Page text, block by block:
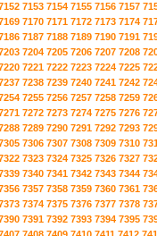
7153 7154 7155 7156 7157
7170 7171 7172 7173 7174
7187 7188 7189 7190 7191
7204 7205 7206 7207 7208
7221 7222 7223 7224 7225
7238 7239 7240 7241 7242
7255 7256 7257 7258 7259
7272 7273 7274 7275 7276
7289 7290 7291 7292 7293
7306 7307 7308 7309 7310
7323 7324 7325 7326 7327
7340 7341 7342 7343 7344
7357 7358 7359 7360 7361
7374 7375 7376 7377 7378
7391 7392 7393 7394 7395